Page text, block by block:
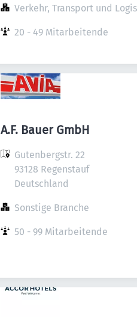
Verkehr, Transport und
20 - 49 Mitarbeitende
A.F. Bauer GmbH
Gutenbergstr. 22
93128 Regenstauf
Deutschland
Sonstige Branche
50 - 99 Mitarbeitende